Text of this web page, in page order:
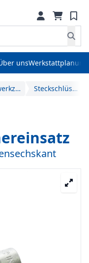
unsWerkstattplanung
Handwerkzeuge Steckschlüssel